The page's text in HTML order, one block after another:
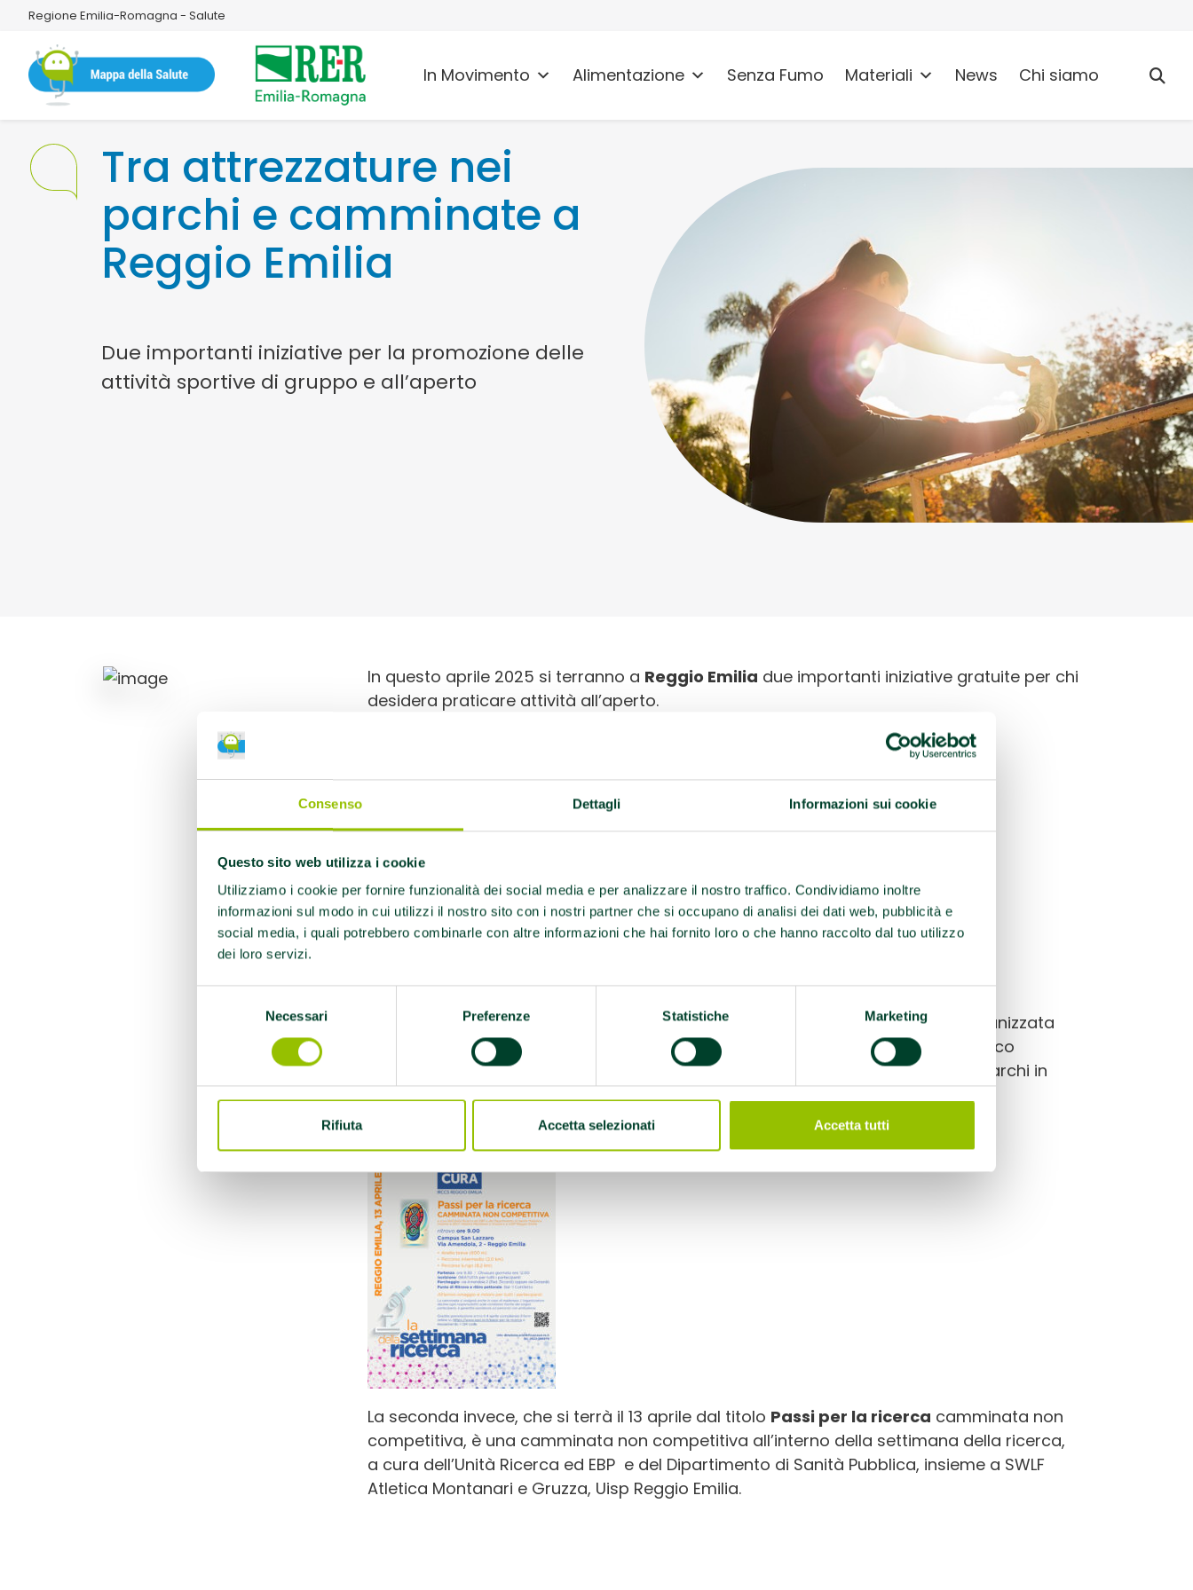
Consenso Dettagli Informazioni sui cookie
Questo sito web utilizza i cookie
Utilizziamo i cookie per fornire funzionalità dei social media e per analizzare il nostro traffico. Condividiamo inoltre
informazioni sul modo in cui utilizzi il nostro sito con i nostri partner che si occupano di analisi dei dati web, pubblicità e
social media, i quali potrebbero combinarle con altre informazioni che hai fornito loro o che hanno raccolto dal tuo utilizzo
dei loro servizi.
Necessari Preferenze Statistiche Marketing
Rifiuta Accetta selezionati Accetta tutti
Regione Emilia-Romagna - Salute
In Movimento Alimentazione Senza Fumo Materiali News Chi siamo
Tra attrezzature nei
parchi e camminate a
Reggio Emilia
Due importanti iniziative per la promozione delle
attività sportive di gruppo e all’aperto
In questo aprile 2025 si terranno a Reggio Emilia due importanti iniziative gratuite per chi
desidera praticare attività all’aperto.
Palestre sotto il Cielo dal Cusna al Po
, si terrà venerdì 11 aprile è organizzata
con le Amministrazioni Comunali, la Uisp esperti in movimento, l’Ufficio Scolastico
Provinciale e gli Istituti Scolastici e sarà un percorso delle aree attrezzate nei parchi in
provincia di Reggio Emilia.
La seconda invece, che si terrà il 13 aprile dal titolo Passi per la ricerca camminata non
competitiva, è una camminata non competitiva all’interno della settimana della ricerca,
a cura dell’Unità Ricerca ed EBP e del Dipartimento di Sanità Pubblica, insieme a SWLF
Atletica Montanari e Gruzza, Uisp Reggio Emilia.